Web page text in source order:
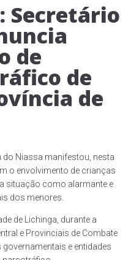
Secretário
de
de
de
do Niassa manifestou, nesta
o envolvimento de crianças
situação como alarmante e
dos menores.
de Lichinga, durante a
e Provinciais de Combate
e entidades